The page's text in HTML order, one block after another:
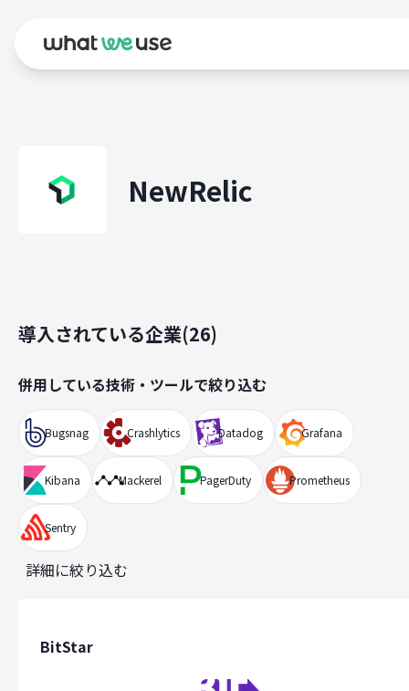
NewRelic
導入されている企業(26)
併用している技術・ツールで絞り込む
Bugsnag Crashlytics Datadog Grafana
Kibana Mackerel PagerDuty Prometheus
Sentry
詳細に絞り込む
BitStar